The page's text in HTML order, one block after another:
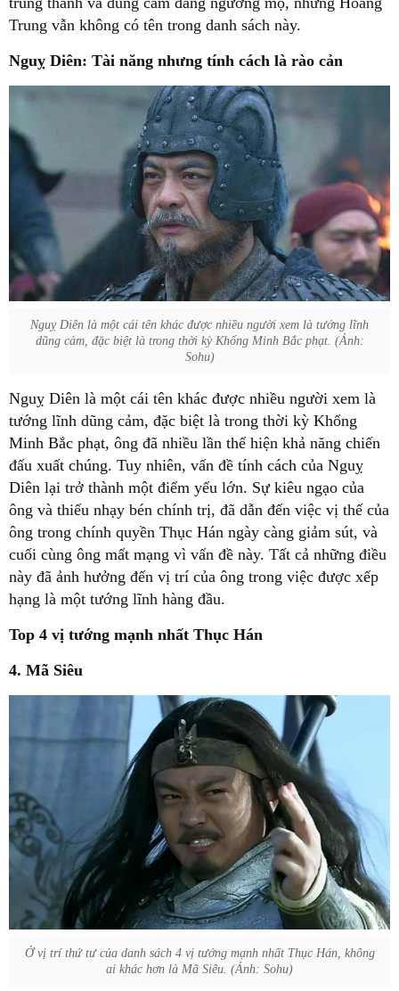
Trung vẫn không có tên trong danh sách này.
Nguỵ Diên: Tài năng nhưng tính cách là rào cản
Nguỵ Diên là một cái tên khác được nhiều người xem là tướng lĩnh
dũng cảm, đặc biệt là trong thời kỳ Khổng Minh Bắc phạt. (Ảnh:
Sohu)
Nguỵ Diên là một cái tên khác được nhiều người xem là
tướng lĩnh dũng cảm, đặc biệt là trong thời kỳ Khổng
Minh Bắc phạt, ông đã nhiều lần thể hiện khả năng chiến
đấu xuất chúng. Tuy nhiên, vấn đề tính cách của Nguỵ
Diên lại trở thành một điểm yếu lớn. Sự kiêu ngạo của
ông và thiếu nhạy bén chính trị, đã dẫn đến việc vị thế của
ông trong chính quyền Thục Hán ngày càng giảm sút, và
cuối cùng ông mất mạng vì vấn đề này. Tất cả những điều
này đã ảnh hưởng đến vị trí của ông trong việc được xếp
hạng là một tướng lĩnh hàng đầu.
Top 4 vị tướng mạnh nhất Thục Hán
4. Mã Siêu
Ở vị trí thứ tư của danh sách 4 vị tướng mạnh nhất Thục Hán, không
ai khác hơn là Mã Siêu. (Ảnh: Sohu)